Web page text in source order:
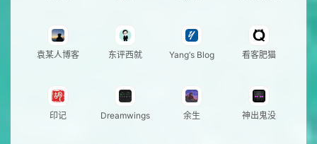
袁某人博客 东评西就 Yang‘s Blog 看客肥猫
印记 Dreamwings 余生 神出鬼没